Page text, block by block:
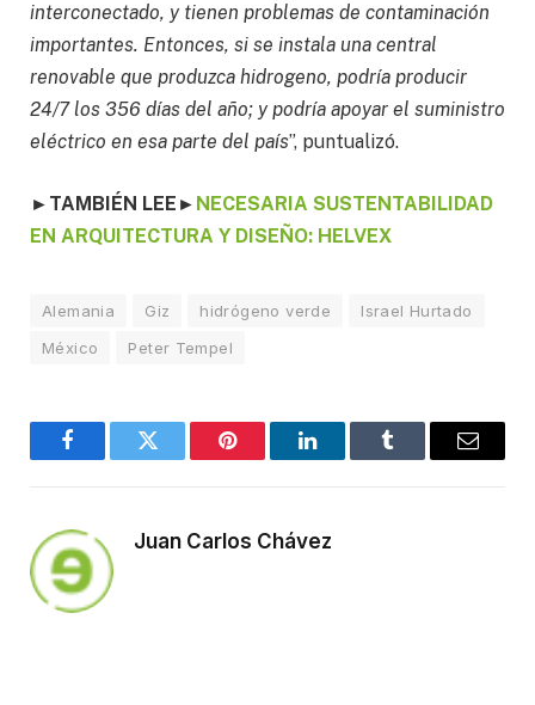
interconectado, y tienen problemas de contaminación
importantes. Entonces, si se instala una central
renovable que produzca hidrogeno, podría producir
24/7 los 356 días del año; y podría apoyar el suministro
eléctrico en esa parte del país”, puntualizó.
► TAMBIÉN LEE ► NECESARIA SUSTENTABILIDAD
EN ARQUITECTURA Y DISEÑO: HELVEX
Alemania Giz hidrógeno verde
Israel Hurtado
México
Peter Tempel
FacebookTwitter Pinterest LinkedInTumblr Email
Juan Carlos Chávez